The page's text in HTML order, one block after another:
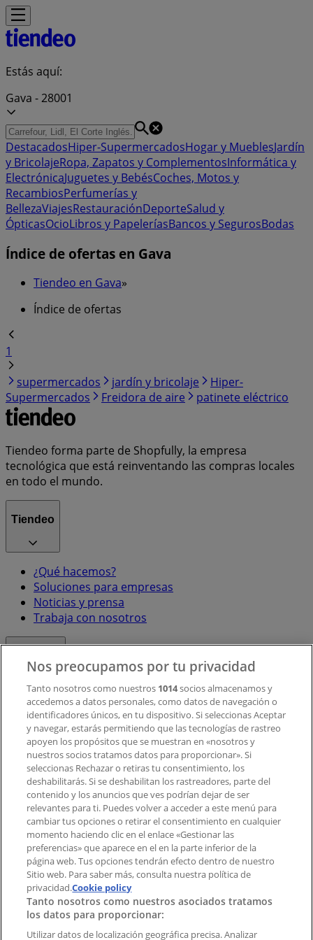
Estás aquí:
Gava - 28001
DestacadosHiper-SupermercadosHogar y MueblesJardín
y BricolajeRopa, Zapatos y ComplementosInformática y
ElectrónicaJuguetes y BebésCoches, Motos y
RecambiosPerfumerías y
BellezaViajesRestauraciónDeporteSalud y
ÓpticasOcioLibros y PapeleríasBancos y SegurosBodas
Índice de ofertas en Gava
Tiendeo en Gava»
Índice de ofertas
1
supermercados
jardín y bricolaje
Hiper-
Supermercados
Freidora de aire patinete eléctrico
Tiendeo forma parte de Shopfully, la empresa
tecnológica que está reinventando las compras locales
en todo el mundo.
Tiendeo
¿Qué hacemos?
Soluciones para empresas
Noticias y prensa
Trabaja con nosotros
Contacto comercial y de marketing
Tienda mal colocada en el mapa
Notificar un folleto
¿Encontraste un problema en la web o en la
aplicación?
Índices
Marcas
Marcas locales
Negocios
Negocios cercanos
Productos
Productos locales
Nos preocupamos por tu privacidad
Tanto nosotros como nuestros 1014socios almacenamos y
accedemos a datos personales, como datos de navegación o
identificadores únicos, en tu dispositivo. Si seleccionas Aceptar
y navegar, estarás permitiendo que las tecnologías de rastreo
apoyen los propósitos que se muestran en «nosotros y
nuestros socios tratamos datos para proporcionar». Si
seleccionas Rechazar o retiras tu consentimiento, los
deshabilitarás. Si se deshabilitan los rastreadores, parte del
contenido y los anuncios que ves podrían dejar de ser
relevantes para ti. Puedes volver a acceder a este menú para
cambiar tus opciones o retirar el consentimiento en cualquier
momento haciendo clic en el enlace «Gestionar las
preferencias» que aparece en el en la parte inferior de la
página web. Tus opciones tendrán efecto dentro de nuestro
Sitio web. Para saber más, consulta nuestra política de
privacidad.Cookie policy
Tanto nosotros como nuestros asociados tratamos
los datos para proporcionar:
Utilizar datos de localización geográfica precisa. Analizar